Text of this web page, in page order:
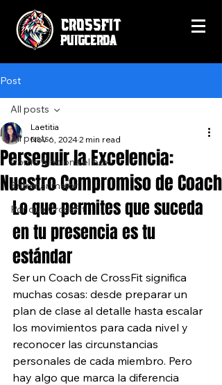
CrossFit
Puigcerda
Post
All posts
Cómo funciona el box
Entrenar mejor
Por qué CrossFit
All posts
Perseguir la Excelencia:
Nuestro Compromiso de Coach
Laetitia
Nov 6, 20242 min read
Lo que permites que suceda
en tu presencia es tu
estándar
Ser un Coach de CrossFit significa
muchas cosas: desde preparar un
plan de clase al detalle hasta escalar
los movimientos para cada nivel y
reconocer las circunstancias
personales de cada miembro. Pero
hay algo que marca la diferencia